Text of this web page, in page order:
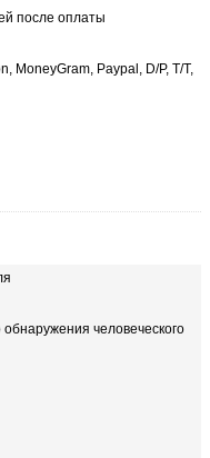
после оплаты
MoneyGram, Paypal, D/P, T/T,
человеческого